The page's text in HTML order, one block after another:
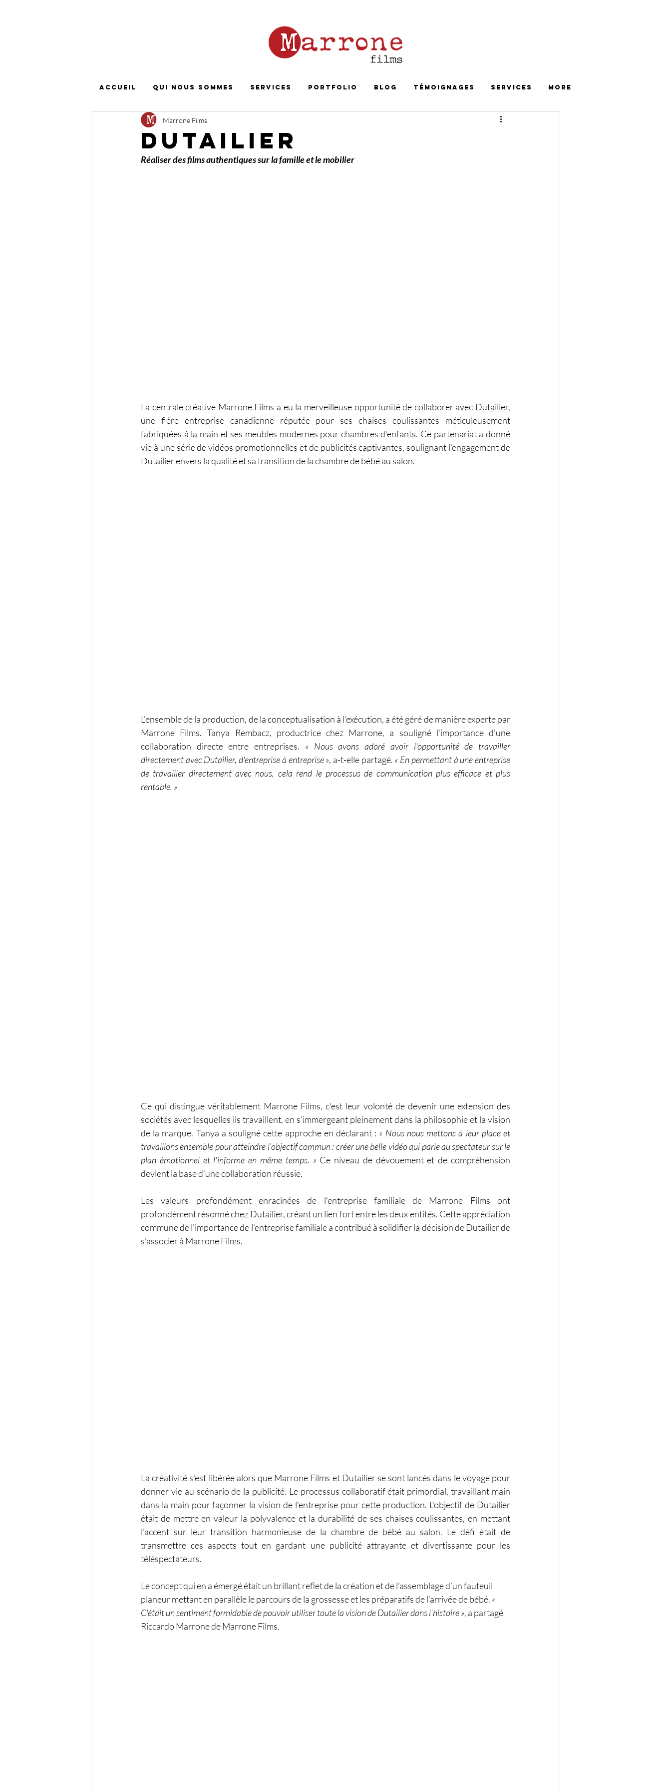
Accueil Qui nous sommes Services Portfolio Blog Témoignages Services More
Dutailier
Marrone Films
Réaliser des films authentiques sur la famille et le mobilier
La centrale créative Marrone Films a eu la merveilleuse opportunité de collaborer avec Dutailier,
une fière entreprise canadienne réputée pour ses chaises coulissantes méticuleusement
fabriquées à la main et ses meubles modernes pour chambres d'enfants. Ce partenariat a donné
vie à une série de vidéos promotionnelles et de publicités captivantes, soulignant l'engagement de
Dutailier envers la qualité et sa transition de la chambre de bébé au salon.
L'ensemble de la production, de la conceptualisation à l'exécution, a été géré de manière experte par
Marrone Films. Tanya Rembacz, productrice chez Marrone, a souligné l'importance d'une
collaboration directe entre entreprises. « Nous avons adoré avoir l'opportunité de travailler
directement avec Dutailier, d'entreprise à entreprise », a-t-elle partagé. « En permettant à une entreprise
de travailler directement avec nous, cela rend le processus de communication plus efficace et plus
rentable. »
Ce qui distingue véritablement Marrone Films, c'est leur volonté de devenir une extension des
sociétés avec lesquelles ils travaillent, en s'immergeant pleinement dans la philosophie et la vision
de la marque. Tanya a souligné cette approche en déclarant : « Nous nous mettons à leur place et
travaillons ensemble pour atteindre l'objectif commun : créer une belle vidéo qui parle au spectateur sur le
plan émotionnel et l'informe en même temps. » Ce niveau de dévouement et de compréhension
devient la base d’une collaboration réussie.
Les valeurs profondément enracinées de l'entreprise familiale de Marrone Films ont
profondément résonné chez Dutailier, créant un lien fort entre les deux entités. Cette appréciation
commune de l'importance de l'entreprise familiale a contribué à solidifier la décision de Dutailier de
s'associer à Marrone Films.
La créativité s'est libérée alors que Marrone Films et Dutailier se sont lancés dans le voyage pour
donner vie au scénario de la publicité. Le processus collaboratif était primordial, travaillant main
dans la main pour façonner la vision de l'entreprise pour cette production. L'objectif de Dutailier
était de mettre en valeur la polyvalence et la durabilité de ses chaises coulissantes, en mettant
l'accent sur leur transition harmonieuse de la chambre de bébé au salon. Le défi était de
transmettre ces aspects tout en gardant une publicité attrayante et divertissante pour les
téléspectateurs.
Le concept qui en a émergé était un brillant reflet de la création et de l’assemblage d’un fauteuil
planeur mettant en parallèle le parcours de la grossesse et les préparatifs de l’arrivée de bébé. «
C'était un sentiment formidable de pouvoir utiliser toute la vision de Dutailier dans l'histoire », a partagé
Riccardo Marrone de Marrone Films.